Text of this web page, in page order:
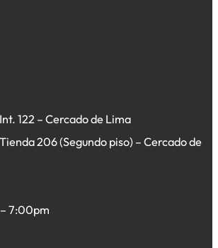
122 – Cercado de Lima
206 (Segundo piso) – Cercado de
7:00pm